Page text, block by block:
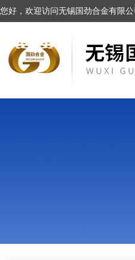
您好，欢迎访问无锡国劲合金有限公